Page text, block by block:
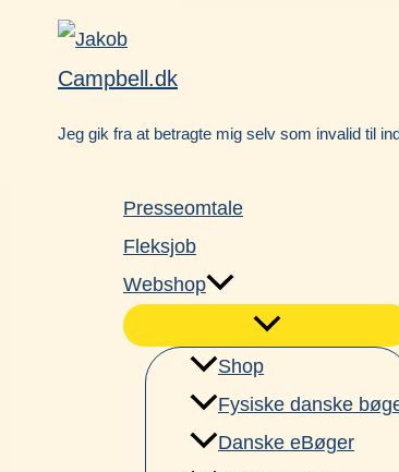
Campbell.dk
Jeg gik fra at betragte mig selv som invalid til
Presseomtale
Fleksjob
Webshop
Shop
Fysiske danske
Danske eBøger